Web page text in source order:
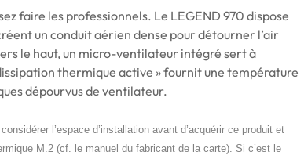
faire les professionnels. Le LEGEND 970 dispose
un conduit aérien dense pour détourner l’air
le haut, un micro-ventilateur intégré sert à
thermique active » fournit une température
dépourvus de ventilateur.
l’espace d’installation avant d’acquérir ce produit et
M.2 (cf. le manuel du fabricant de la carte). Si c’est le